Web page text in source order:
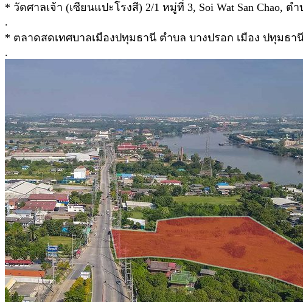
* วัดศาลเจ้า (เซียนแปะโรงสี) 2/1 หมู่ที่ 3, Soi Wat San Chao,
.
* ตลาดสดเทศบาลเมืองปทุมธานี ตำบล บางปรอก เมือง ปทุมธานี
.